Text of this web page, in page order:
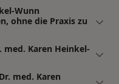
Wunn
ohne die Praxis zu
med. Karen Heinkel-
med. Karen